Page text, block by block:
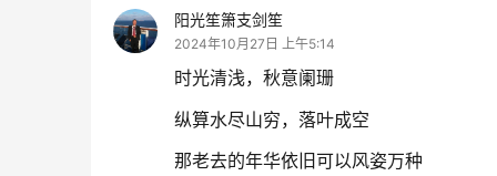
阳光笙箫支剑笙
2024年10月27日 上午5:14
时光清浅，秋意阑珊
纵算水尽山穷，落叶成空
那老去的年华依旧可以风姿万种